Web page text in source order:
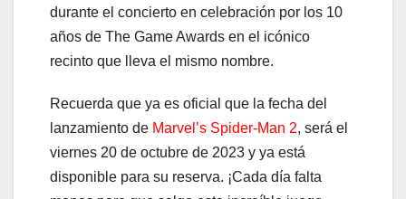
durante el concierto en celebración por los 10
años de The Game Awards en el icónico
recinto que lleva el mismo nombre.
Recuerda que ya es oficial que la fecha del
lanzamiento de Marvel’s Spider-Man 2, será el
viernes 20 de octubre de 2023 y ya está
disponible para su reserva. ¡Cada día falta